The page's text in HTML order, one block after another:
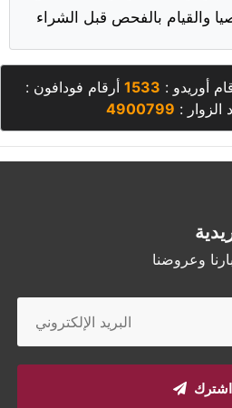
أوريدو : 1533 أرقام فودافون :
الزوار : 4900799
وعروضنا
اشترك